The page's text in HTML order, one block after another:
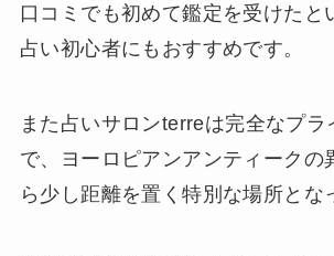
口コミでも初めて鑑定を受けたと
占い初心者にもおすすめです。
また占いサロンterreは完全なプラ
で、ヨーロピアンアンティークの
ら少し距離を置く特別な場所とな